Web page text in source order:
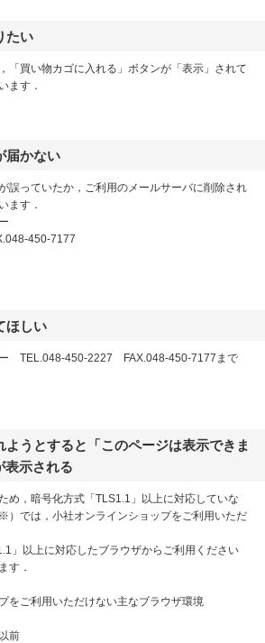
たい
「買い物カゴに入れる」ボタンが「表示」されて
ます．
届かない
誤っていたか，ご利用のメールサーバに削除され
ます．
450-7177
ほしい
TEL.048-450-2227 FAX.048-450-7177まで
ようとすると「このページは表示できま
表示される
め，暗号化方式「TLS1.1」以上に対応していな
）では，小社オンラインショップをご利用いただ
」以上に対応したブラウザからご利用ください
す．
をご利用いただけない主なブラウザ環境
前